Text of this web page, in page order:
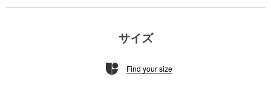
ウエストから肌をのぞかせたヘルシーな着こなしや、インナーを
ショート丈を活かし、ボリュームのあるボトムとの合わせがおす
＜NICE WEATHER（ナイスウエザー）＞
サイズ
Find your size